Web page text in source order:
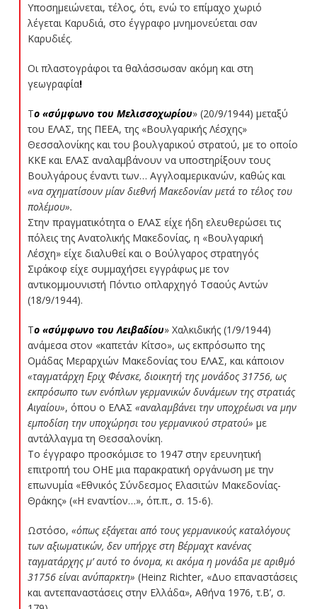
Υποσημειώνεται, τέλος, ότι, ενώ το επίμαχο χωριό
λέγεται Καρυδιά, στο έγγραφο μνημονεύεται σαν
Καρυδιές.
Οι πλαστογράφοι τα θαλάσσωσαν ακόμη και στη
γεωγραφία!
Το «σύμφωνο του Μελισσοχωρίου» (20/9/1944) μεταξύ
του ΕΛΑΣ, της ΠΕΕΑ, της «Βουλγαρικής Λέσχης»
Θεσσαλονίκης και του βουλγαρικού στρατού, με το οποίο
ΚΚΕ και ΕΛΑΣ αναλαμβάνουν να υποστηρίξουν τους
Βουλγάρους έναντι των… Αγγλοαμερικανών, καθώς και
«να σχηματίσουν μίαν διεθνή Μακεδονίαν μετά το τέλος του
πολέμου».
Στην πραγματικότητα ο ΕΛΑΣ είχε ήδη ελευθερώσει τις
πόλεις της Ανατολικής Μακεδονίας, η «Βουλγαρική
Λέσχη» είχε διαλυθεί και ο Βούλγαρος στρατηγός
Σιράκοφ είχε συμμαχήσει εγγράφως με τον
αντικομμουνιστή Πόντιο οπλαρχηγό Τσαούς Αντών
(18/9/1944).
Το «σύμφωνο του Λειβαδίου» Χαλκιδικής (1/9/1944)
ανάμεσα στον «καπετάν Κίτσο», ως εκπρόσωπο της
Ομάδας Μεραρχιών Μακεδονίας του ΕΛΑΣ, και κάποιον
«ταγματάρχη Εριχ Φένσκε, διοικητή της μονάδος 31756, ως
εκπρόσωπο των ενόπλων γερμανικών δυνάμεων της στρατιάς
Αιγαίου», όπου ο ΕΛΑΣ «αναλαμβάνει την υποχρέωσι να μην
εμποδίση την υποχώρησι του γερμανικού στρατού» με
αντάλλαγμα τη Θεσσαλονίκη.
Το έγγραφο προσκόμισε το 1947 στην ερευνητική
επιτροπή του ΟΗΕ μια παρακρατική οργάνωση με την
επωνυμία «Εθνικός Σύνδεσμος Ελασιτών Μακεδονίας-
Θράκης» («Η εναντίον…», όπ.π., σ. 15-6).
Ωστόσο, «όπως εξάγεται από τους γερμανικούς καταλόγους
των αξιωματικών, δεν υπήρχε στη Βέρμαχτ κανένας
ταγματάρχης μ’ αυτό το όνομα, κι ακόμα η μονάδα με αριθμό
31756 είναι ανύπαρκτη» (Heinz Richter, «Δυο επαναστάσεις
και αντεπαναστάσεις στην Ελλάδα», Αθήνα 1976, τ.Β’, σ.